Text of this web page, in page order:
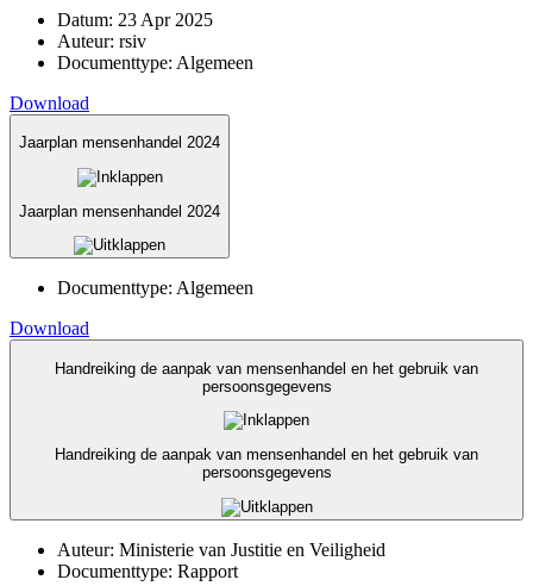
Datum: 23 Apr 2025
Auteur: rsiv
Documenttype: Algemeen
Download
Jaarplan mensenhandel 2024
Jaarplan mensenhandel 2024
Documenttype: Algemeen
Download
Handreiking de aanpak van mensenhandel en het gebruik van
persoonsgegevens
Handreiking de aanpak van mensenhandel en het gebruik van
persoonsgegevens
Auteur: Ministerie van Justitie en Veiligheid
Documenttype: Rapport